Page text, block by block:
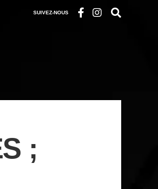
SUIVEZ-NOUS
;